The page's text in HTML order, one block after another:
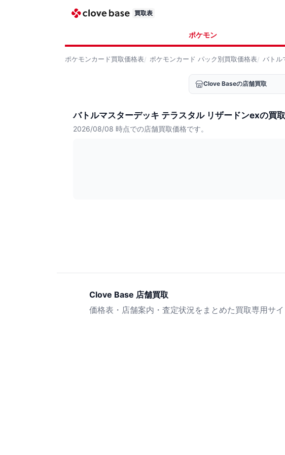
買取表
ポケモン
ポケモンカード買取価格表 ポケモンカード パック別買取価格表 バトル
Clove Baseの店舗買取
バトルマスターデッキ テラスタル リザードンexの買
2026/08/08 時点での店舗買取価格です。
Clove Base 店舗買取
価格表・店舗案内・査定状況をまとめた買取専用サイ